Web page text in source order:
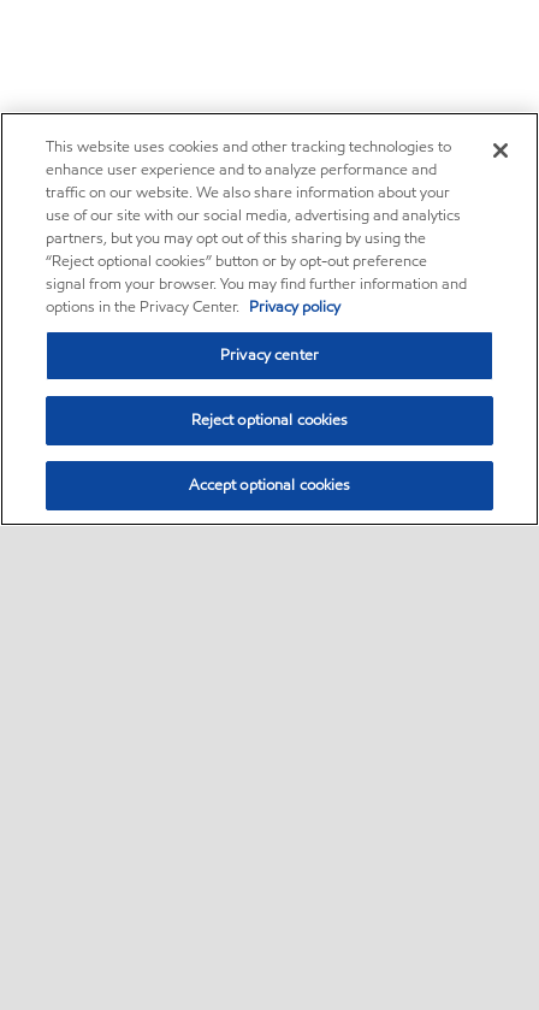
This website uses cookies and other tracking technologies to
enhance user experience and to analyze performance and
traffic on our website. We also share information about your
use of our site with our social media, advertising and analytics
partners, but you may opt out of this sharing by using the
“Reject optional cookies” button or by opt-out preference
signal from your browser. You may find further information and
options in the Privacy Center. Privacy policy
Privacy center
Reject optional cookies
Accept optional cookies